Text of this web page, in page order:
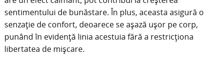
sentimentului de bunăstare. În plus, aceasta asigură o
senzație de confort, deoarece se așază ușor pe corp,
punând în evidență linia acestuia fără a restricționa
libertatea de mișcare.